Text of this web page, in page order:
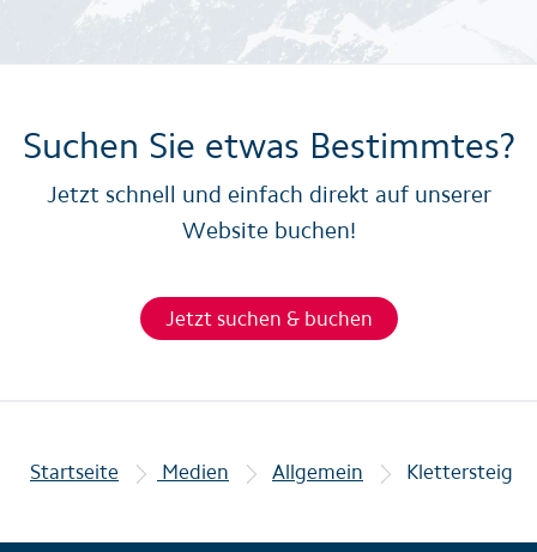
Suchen Sie etwas Bestimmtes?
Jetzt schnell und einfach direkt auf unserer
Website buchen!
Jetzt suchen & buchen
Startseite Medien Allgemein Klettersteig